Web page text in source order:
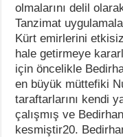
olmalarını delil
Tanzimat
Kürt emirlerini etkisiz
hale getirmeye
için öncelikle
en büyük müttefiki
taraftarlarını kendi
çalışmış ve
kesmiştir20.